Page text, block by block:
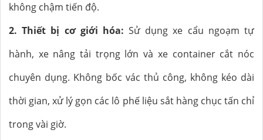
không chậm tiến độ.
2. Thiết bị cơ giới hóa: Sử dụng xe cẩu ngoạm tự
hành, xe nâng tải trọng lớn và xe container cắt nóc
chuyên dụng. Không bốc vác thủ công, không kéo dài
thời gian, xử lý gọn các lô phế liệu sắt hàng chục tấn chỉ
trong vài giờ.